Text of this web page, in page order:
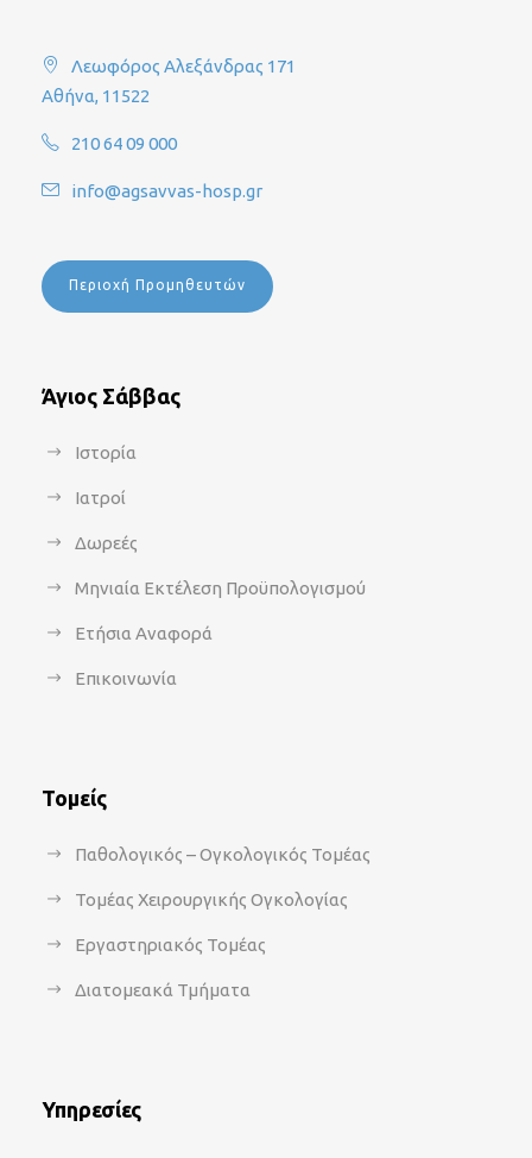
Λεωφόρος Αλεξάνδρας 171
Αθήνα, 11522
210 64 09 000
info@agsavvas-hosp.gr
Περιοχή Προμηθευτών
Άγιος Σάββας
Ιστορία
Ιατροί
Δωρεές
Μηνιαία Εκτέλεση Προϋπολογισμού
Ετήσια Αναφορά
Επικοινωνία
Τομείς
Παθολογικός – Ογκολογικός Τομέας
Τομέας Χειρουργικής Ογκολογίας
Εργαστηριακός Τομέας
Διατομεακά Τμήματα
Υπηρεσίες